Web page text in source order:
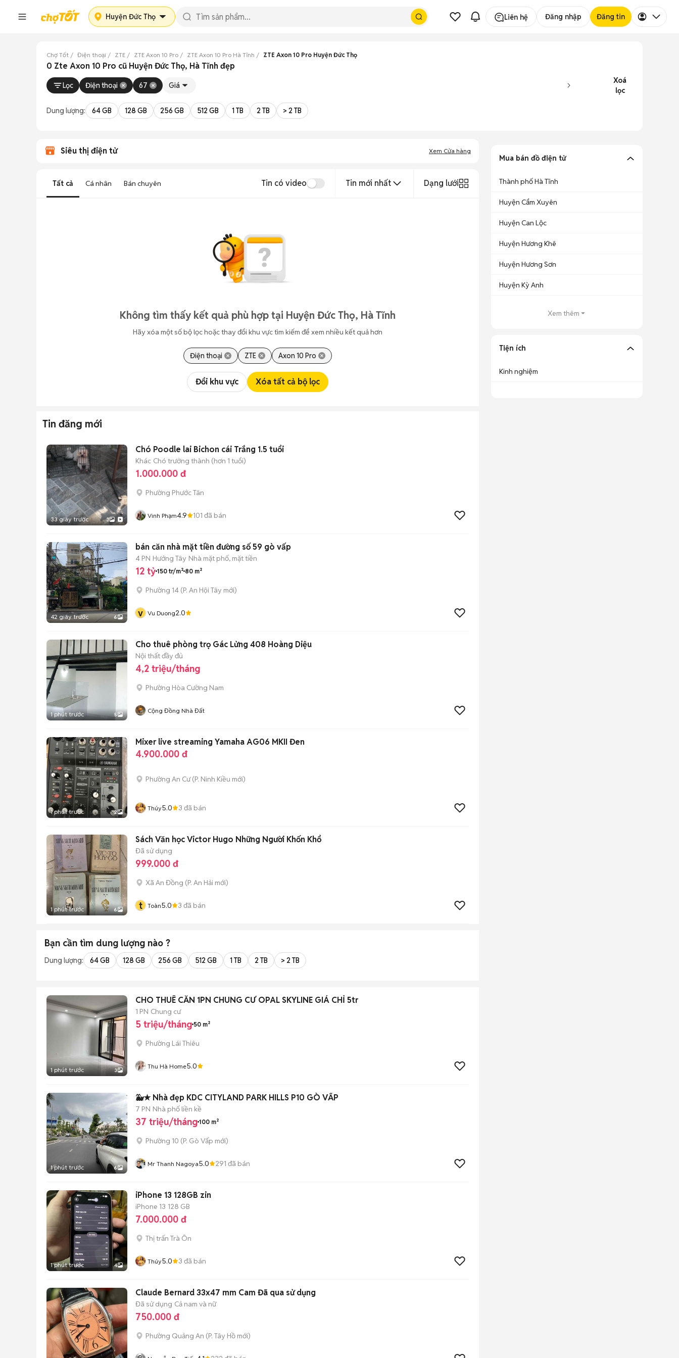
Huyện Đức Thọ Liên hệ Đăng nhập Đăng tin
Chợ Tốt Điện thoại ZTE ZTE Axon 10 Pro ZTE Axon 10 Pro Hà Tĩnh ZTE Axon 10 Pro Huyện Đức Thọ
0 Zte Axon 10 Pro cũ Huyện Đức Thọ, Hà Tĩnh đẹp
Lọc Điện thoại 67 Giá
Xoá
lọc
Dung lượng: 64 GB 128 GB 256 GB 512 GB 1 TB 2 TB > 2 TB
Siêu thị điện tử Xem Cửa hàng
Tất cả Cá nhân Bán chuyên Tin có video Tin mới nhất Dạng lưới
Không tìm thấy kết quả phù hợp tại Huyện Đức Thọ, Hà Tĩnh
Hãy xóa một số bộ lọc hoặc thay đổi khu vực tìm kiếm để xem nhiều kết quả hơn
Điện thoại ZTE Axon 10 Pro
Đổi khu vực Xóa tất cả bộ lọc
Tin đăng mới
33 giây trước 3
Chó Poodle lai Bichon cái Trắng 1.5 tuổi
Khác Chó trưởng thành (hơn 1 tuổi)
1.000.000 đ
Phường Phước Tân
Vinh Phạm4.9 101 đã bán
42 giây trước 6
bán căn nhà mặt tiền đường số 59 gò vấp
4 PN Hướng Tây Nhà mặt phố, mặt tiền
12 tỷ 150 tr/m² 80 m²
Phường 14 (P. An Hội Tây mới)
v Vu Duong2.0
1 phút trước 5
Cho thuê phòng trọ Gác Lửng 408 Hoàng Diệu
Nội thất đầy đủ
4,2 triệu/tháng
Phường Hòa Cường Nam
Cộng Đồng Nhà Đất
1 phút trước 2
Mixer live streaming Yamaha AG06 MKII Đen
4.900.000 đ
Phường An Cư(P. Ninh Kiều mới)
Thúy5.0 3 đã bán
1 phút trước 6
Sách Văn học Victor Hugo Những Người Khốn Khổ
Đã sử dụng
999.000 đ
Xã An Đồng (P. An Hải mới)
t Toàn5.0 3 đã bán
Bạn cần tìm dung lượng nào ?
Dung lượng: 64 GB 128 GB 256 GB 512 GB 1 TB 2 TB > 2 TB
1 phút trước 3
CHO THUÊ CĂN 1PN CHUNG CƯ OPAL SKYLINE GIÁ CHỈ 5tr
1 PN Chung cư
5 triệu/tháng 50 m²
Phường Lái Thiêu
Thu Hà Home5.0
1 phút trước 6
🐳★ Nhà đẹp KDC CITYLAND PARK HILLS P10 GÒ VẤP
7 PN Nhà phố liền kề
37 triệu/tháng 100 m²
Phường 10 (P. Gò Vấp mới)
Mr Thanh Nagoya5.0 291 đã bán
1 phút trước 4
iPhone 13 128GB zin
iPhone 13 128 GB
7.000.000 đ
Thị trấn Trà Ôn
Thúy5.0 3 đã bán
Claude Bernard 33x47 mm Cam Đã qua sử dụng
Đã sử dụng Cả nam và nữ
750.000 đ
Phường Quảng An (P. Tây Hồ mới)
Mua bán đồ điện tử
Thành phố Hà Tĩnh
Huyện Cẩm Xuyên
Huyện Can Lộc
Huyện Hương Khê
Huyện Hương Sơn
Huyện Kỳ Anh
Xem thêm
Tiện ích
Kinh nghiệm